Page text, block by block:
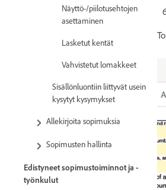
Näyttö-/piilotusehtojen
asettaminen
Lasketut kentät
Vahvistetut lomakkeet
Sisällönluontiin liittyvät usein
kysytyt kysymykset
Allekirjoita sopimuksia
Sopimusten hallinta
Edistyneet sopimustoiminnot ja -
työnkulut